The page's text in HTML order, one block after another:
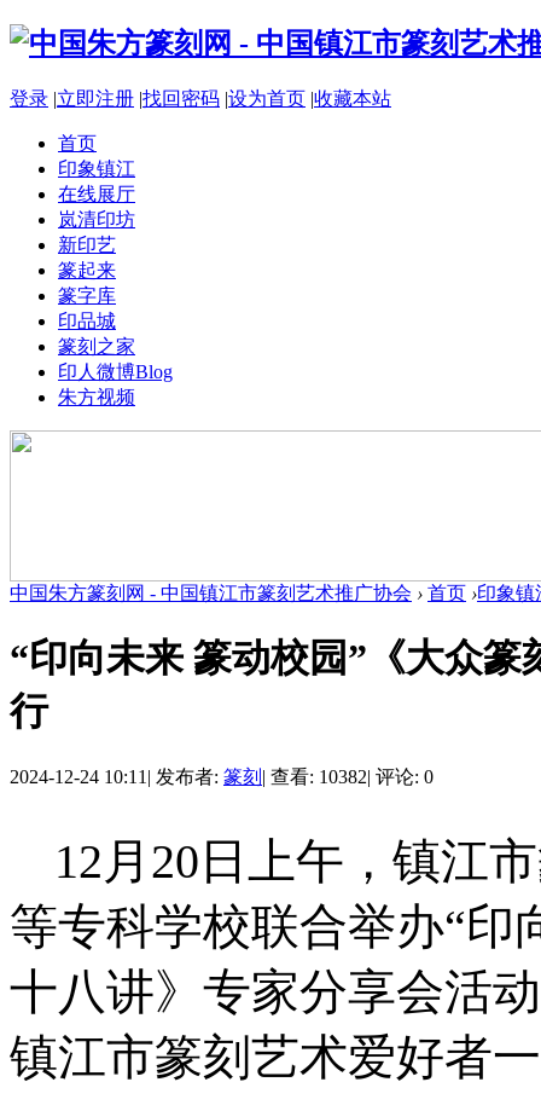
登录 |立即注册 |找回密码 |设为首页 |收藏本站
首页
印象镇江
在线展厅
岚清印坊
新印艺
篆起来
篆字库
印品城
篆刻之家
印人微博Blog
朱方视频
中国朱方篆刻网 - 中国镇江市篆刻艺术推广协会 › 首页 ›印象镇
“印向未来 篆动校园”《大众
行
2024-12-24 10:11 | 发布者: 篆刻 | 查看: 10382| 评论: 0
12 月 20 日上午，镇江
等专科学校联合举办“印
十八讲》专家分享会活
镇江市篆刻艺术爱好者